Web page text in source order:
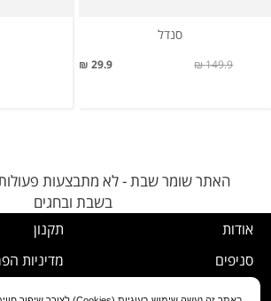
סנדל
29.9 ₪ 149.9 ₪
האתר שומר שבת - לא מתבצעות פעולות
בשבת ובחגים
אודות
סניפים
תקנון
מדיניות
נוהל